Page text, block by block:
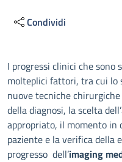
Condividi
Descrizione
I progressi clinici che
molteplici fattori, tra cui lo
nuove tecniche
della diagnosi, la scelta
appropriato, il momento
paziente e la verifica della
progresso dell’imaging